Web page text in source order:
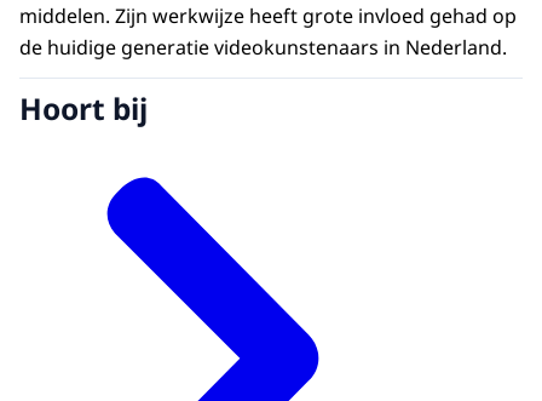
middelen. Zijn werkwijze heeft grote invloed gehad op
de huidige generatie videokunstenaars in Nederland.
Hoort bij